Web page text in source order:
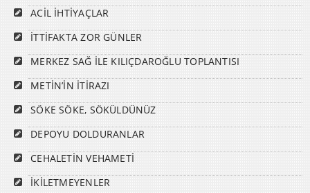
ACİL İHTİYAÇLAR
İTTİFAKTA ZOR GÜNLER
MERKEZ SAĞ İLE KILIÇDAROĞLU TOPLANTISI
METİN’İN İTİRAZI
SÖKE SÖKE, SÖKÜLDÜNÜZ
DEPOYU DOLDURANLAR
CEHALETİN VEHAMETİ
İKİLETMEYENLER